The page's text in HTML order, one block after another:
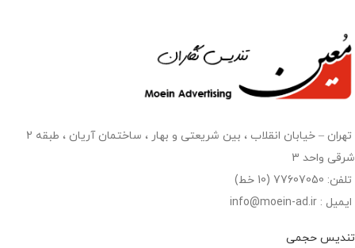
تهران – خیابان انقلاب ، بین شریعتی و بهار ، ساختمان آریان ، طبقه 2
شرقی واحد 3
تلفن: 77607050 (10 خط)
ایمیل : info@moein-ad.ir
تندیس حجمی